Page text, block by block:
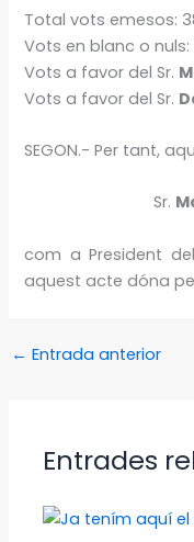
Total vots emesos:
Vots en blanc o nuls:
Vots a favor del Sr.
Vots a favor del Sr.
SEGON.- Per tant,
Sr.
com a President del
aquest acte dóna
← Entrada anterior
Entrades